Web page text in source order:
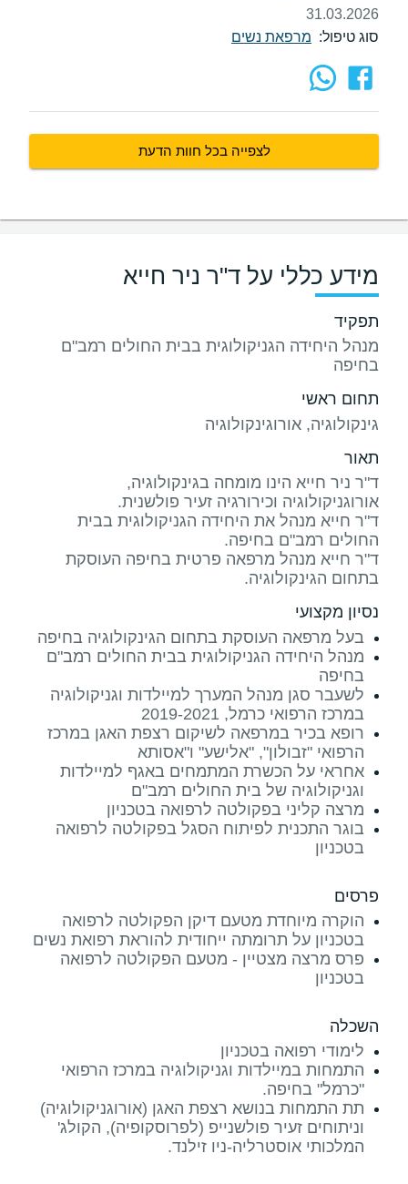
31.03.2026
סוג טיפול: מרפאת נשים
לצפייה בכל חוות הדעת
מידע כללי על ד"ר ניר חייא
תפקיד
מנהל היחידה הגניקולוגית בבית החולים רמב"ם
בחיפה
תחום ראשי
גינקולוגיה, אורוגינקולוגיה
תאור
ד"ר ניר חייא הינו מומחה בגינקולוגיה,
ד"ר חייא מנהל את היחידה הגניקולוגית בבית
ד"ר חייא מנהל מרפאה פרטית בחיפה העוסקת
בתחום הגינקולוגיה.
נסיון מקצועי
בעל מרפאה העוסקת בתחום הגינקולוגיה בחיפה
מנהל היחידה הגניקולוגית בבית החולים רמב"ם
בחיפה
לשעבר סגן מנהל המערך למיילדות וגניקולוגיה
במרכז הרפואי כרמל, 2019-2021
רופא בכיר במרפאה לשיקום רצפת האגן במרכז
הרפואי "זבולון", "אלישע" ו"אסותא
אחראי על הכשרת המתמחים באגף למיילדות
וגניקולוגיה של בית החולים רמב"ם
מרצה קליני בפקולטה לרפואה בטכניון
בוגר התכנית לפיתוח הסגל בפקולטה לרפואה
בטכניון
פרסים
הוקרה מיוחדת מטעם דיקן הפקולטה לרפואה
בטכניון על תרומתה ייחודית להוראת רפואת נשים
פרס מרצה מצטיין - מטעם הפקולטה לרפואה
בטכניון
השכלה
לימודי רפואה בטכניון
התמחות במיילדות וגניקולוגיה במרכז הרפואי
"כרמל" בחיפה.
תת התמחות בנושא רצפת האגן (אורוגניקולוגיה)
וניתוחים זעיר פולשנייפ (לפרוסקופיה), הקולג'
המלכותי אוסטרליה-ניו זילנד.